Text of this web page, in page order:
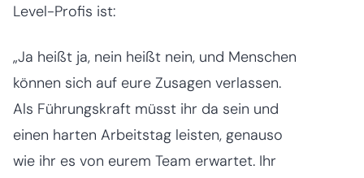
Level-Profis ist:
„Ja heißt ja, nein heißt nein, und Menschen
können sich auf eure Zusagen verlassen.
Als Führungskraft müsst ihr da sein und
einen harten Arbeitstag leisten, genauso
wie ihr es von eurem Team erwartet. Ihr